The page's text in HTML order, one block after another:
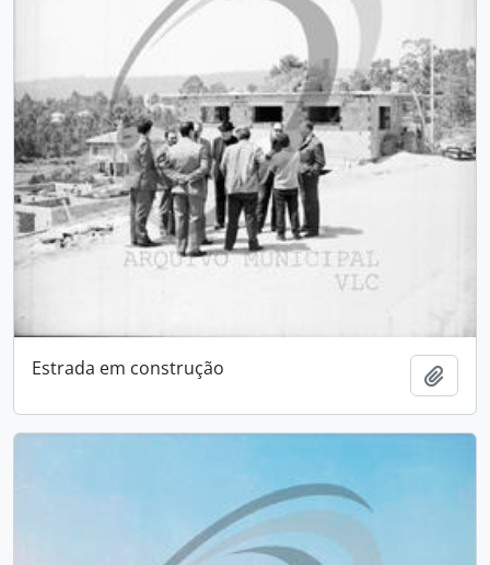
Estrada em construção